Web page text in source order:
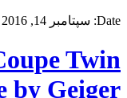
Date: سپتامبر 14, 2016
Twin
by Geiger